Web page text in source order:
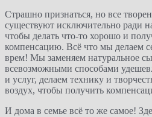
Страшно признаться, но все
существуют исключительно ради
чтобы делать что-то хорошо и
компенсацию. Всё что мы делаем
врем! Мы заменяем натуральное
всевозможными способами
и услуг, делаем технику и
воздух, чтобы получить
И дома в семье всё то же самое!